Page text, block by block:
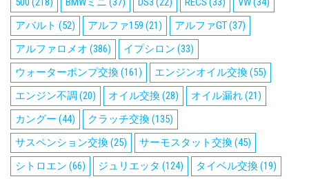
アバルト (52) アルファ159 (21) アルファGT(37)
アルファロメオ (386) イプシロン (33)
ウォーターポンプ交換(161) エンジンオイル交換(55)
エンジン不調 (20) オイル交換(28) オイル漏れ(21)
カングー (44) クラッチ交換(135)
サスペンション交換(25) サーモスタット交換(45)
シトロエン (66) ジュリエッタ (124) タイベル交換(19)